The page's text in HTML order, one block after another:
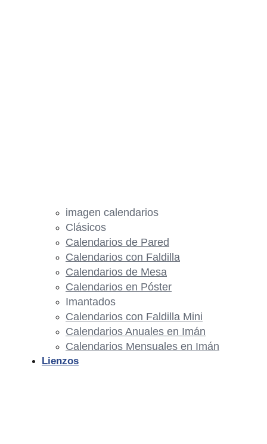
imagen calendarios
Clásicos
Calendarios de Pared
Calendarios con Faldilla
Calendarios de Mesa
Calendarios en Póster
Imantados
Calendarios con Faldilla Mini
Calendarios Anuales en Imán
Calendarios Mensuales en Imán
Lienzos